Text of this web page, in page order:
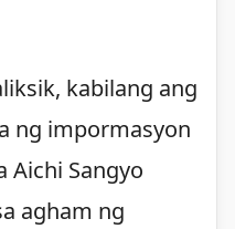
kabilang ang
ng impormasyon
Aichi Sangyo
agham ng